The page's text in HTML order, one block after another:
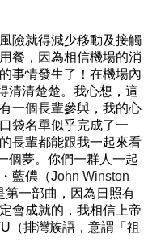
就得減少移動及接觸
餐，因為相信機場的消
事情發生了！在機場內
清清楚楚。我心想，這
一個長輩參與，我的心
袋名單似乎完成了一
長輩都能跟我一起來看
個夢。你們一群人一起
藍儂（John Winston
第一部曲，因為日照有
會成就的，我相信上帝
（排灣族語，意謂「祖